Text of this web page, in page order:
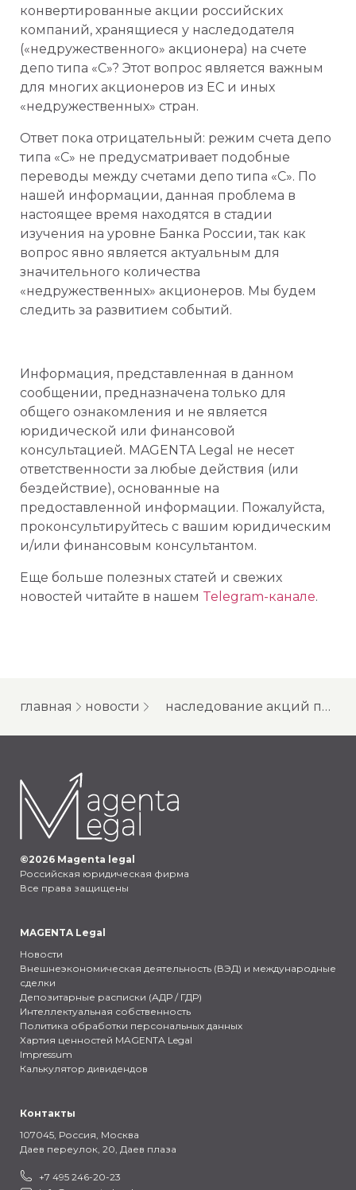
конвертированные акции российских
компаний, хранящиеся у наследодателя
(«недружественного» акционера) на счете
депо типа «С»? Этот вопрос является важным
для многих акционеров из ЕС и иных
«недружественных» стран.
Ответ пока отрицательный: режим счета депо
типа «С» не предусматривает подобные
переводы между счетами депо типа «С». По
нашей информации, данная проблема в
настоящее время находятся в стадии
изучения на уровне Банка России, так как
вопрос явно является актуальным для
значительного количества
«недружественных» акционеров. Мы будем
следить за развитием событий.
Информация, представленная в данном
сообщении, предназначена только для
общего ознакомления и не является
юридической или финансовой
консультацией. MAGENTA Legal не несет
ответственности за любые действия (или
бездействие), основанные на
предоставленной информации. Пожалуйста,
проконсультируйтесь с вашим юридическим
и/или финансовым консультантом.
Еще больше полезных статей и свежих
новостей читайте в нашем Telegram-канале.
главная новости наследование акций по счетам типа «с»: вопрос остается открытым
©2026 Magenta legal
Российская юридическая фирма
Все права защищены
MAGENTA Legal
Новости
Внешнеэкономическая деятельность (ВЭД) и международные
сделки
Депозитарные расписки (АДР / ГДР)
Интеллектуальная собственность
Политика обработки персональных данных
Хартия ценностей MAGENTA Legal
Impressum
Калькулятор дивидендов
Контакты
107045, Россия, Москва
Даев переулок, 20, Даев плаза
+7 495 246-20-23